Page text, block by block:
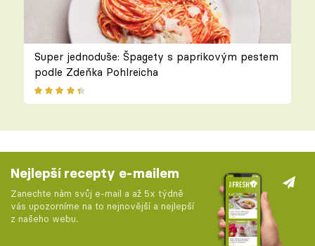
Super jednoduše: Špagety s paprikovým pestem
podle Zdeňka Pohlreicha
Nejlepší recepty e-mailem
Zanechte nám svůj e-mail a až 5x týdně
vás upozorníme na to nejnovější a nejlepší
z našeho webu.